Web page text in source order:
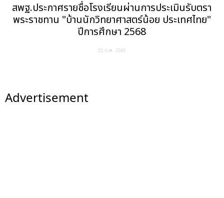
สพฐ.ประกาศรายชื่อโรงเรียนผ่านการประเมินรับตรา
พระราชทาน "บ้านนักวิทยาศาสตร์น้อย ประเทศไทย"
ปีการศึกษา 2568
22 ก.ค. 2569
Advertisement